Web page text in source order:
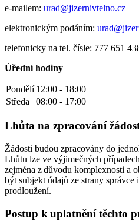
e-mailem: urad@jizernivtelno.cz
elektronickým podáním:
telefonicky na tel. čísle: 777 651
Úřední hodiny
Pondělí 12:00 - 18:00
Středa
08:00 - 17:00
Lhůta na zpracování
Žádosti budou zpracovány do
Lhůtu lze ve výjimečných
zejména z důvodu komplexnosti a
být subjekt údajů ze strany
prodloužení.
Postup k uplatnění těchto